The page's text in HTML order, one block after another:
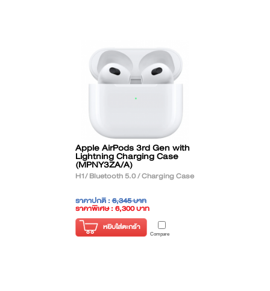
Apple AirPods 3rd Gen with
Lightning Charging Case
(MPNY3ZA/A)
H1/ Bluetooth 5.0 / Charging Case
ราคาปกติ :6,345 บาท
ราคาพิเศษ : 6,300 บาท
( ราคาไม่รวมภาษี )
หยิบใส่ตะกร้า
Compare